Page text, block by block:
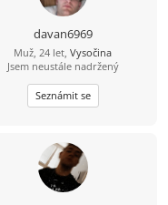
davan6969
Muž, 24 let, Vysočina
Jsem neustále nadržený
Seznámit se